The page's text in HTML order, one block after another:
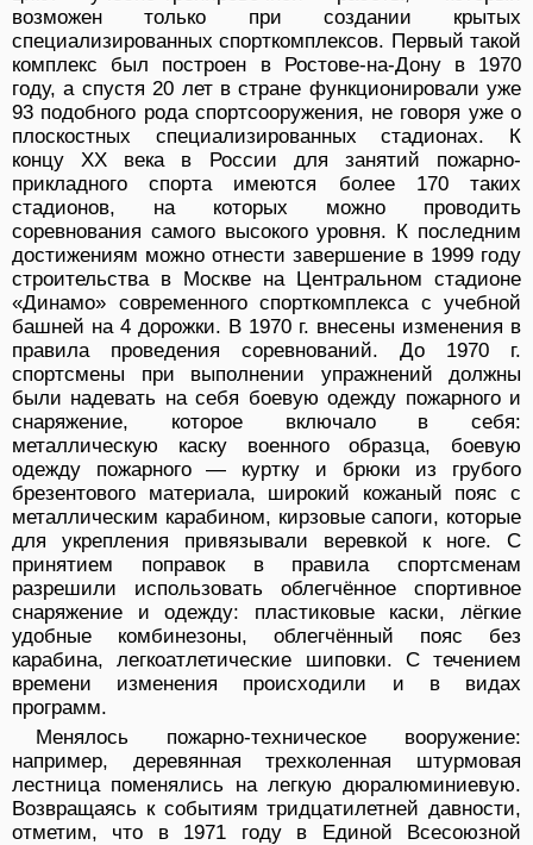
возможен только при создании крытых
специализированных спорткомплексов. Первый такой
комплекс был построен в Ростове-на-Дону в 1970
году, а спустя 20 лет в стране функционировали уже
93 подобного рода спортсооружения, не говоря уже о
плоскостных специализированных стадионах. К
концу XX века в России для занятий пожарно-
прикладного спорта имеются более 170 таких
стадионов, на которых можно проводить
соревнования самого высокого уровня. К последним
достижениям можно отнести завершение в 1999 году
строительства в Москве на Центральном стадионе
«Динамо» современного спорткомплекса с учебной
башней на 4 дорожки. В 1970 г. внесены изменения в
правила проведения соревнований. До 1970 г.
спортсмены при выполнении упражнений должны
были надевать на себя боевую одежду пожарного и
снаряжение, которое включало в себя:
металлическую каску военного образца, боевую
одежду пожарного — куртку и брюки из грубого
брезентового материала, широкий кожаный пояс с
металлическим карабином, кирзовые сапоги, которые
для укрепления привязывали веревкой к ноге. С
принятием поправок в правила спортсменам
разрешили использовать облегчённое спортивное
снаряжение и одежду: пластиковые каски, лёгкие
удобные комбинезоны, облегчённый пояс без
карабина, легкоатлетические шиповки. С течением
времени изменения происходили и в видах
программ.
Менялось пожарно-техническое вооружение:
например, деревянная трехколенная штурмовая
лестница поменялись на легкую дюралюминиевую.
Возвращаясь к событиям тридцатилетней давности,
отметим, что в 1971 году в Единой Всесоюзной